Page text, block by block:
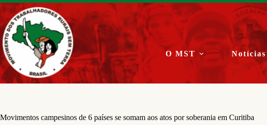
Pular
para
o
conteúdo
O MST Notícias
Movimentos campesinos de 6 países se somam aos atos por soberania em Curitiba